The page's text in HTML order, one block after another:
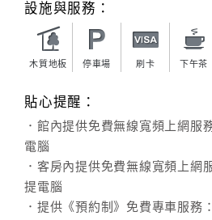
設施與服務：
木質地板 停車場 刷卡 下午茶
貼心提醒：
．館內提供免費無線寬頻上網服
電腦
．客房內提供免費無線寬頻上網
提電腦
．提供《預約制》免費專車服務